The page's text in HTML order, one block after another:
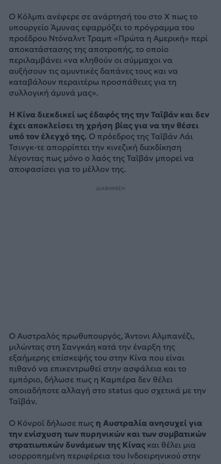
Ο Κόλμπι ανέφερε σε ανάρτησή του στο X πως το
υπουργείο Άμυνας εφαρμόζει το πρόγραμμα του
προέδρου Ντόναλντ Τραμπ «Πρώτα η Αμερική» περί
αποκατάστασης της αποτροπής, το οποίο
περιλαμβάνει «να κληθούν οι σύμμαχοι να
αυξήσουν τις αμυντικές δαπάνες τους και να
καταβάλουν περαιτέρω προσπάθειες για τη
συλλογική άμυνά μας».
Η Κίνα διεκδικεί ως έδαφός της την Ταϊβάν και δεν
έχει αποκλείσει τη χρήση βίας για να την θέσει
υπό τον έλεγχό της. Ο πρόεδρος της Ταϊβάν Λάι
Τσινγκ-τε απορρίπτει την κινεζική διεκδίκηση
λέγοντας πως μόνο ο λαός της Ταϊβάν μπορεί να
αποφασίσει για το μέλλον της.
ΔΙΑΦΗΜΙΣΗ
Ο Αυστραλός πρωθυπουργός, Άντονι Αλμπανέζι,
μιλώντας στη Σανγκάη κατά την έναρξη της
εξαήμερης επίσκεψής του στην Κίνα που είναι
πιθανό να επικεντρωθεί στην ασφάλεια και το
εμπόριο, δήλωσε πως η Καμπέρα δεν θέλει
οποιαδήποτε αλλαγή στο status quo σχετικά με την
Ταϊβάν.
Ο Κόνροϊ δήλωσε πως η Αυστραλία ανησυχεί για
την ενίσχυση των πυρηνικών και των συμβατικών
στρατιωτικών δυνάμεων της Κίναςκαι θέλει μια
ισορροπημένη περιφέρεια του Ινδοειρηνικού στην